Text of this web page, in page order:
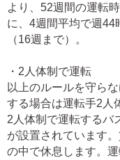
より、52週間の運転
に、4週間平均で週44
（16週まで）。
・2人体制で運転
以上のルールを守ら
する場合は運転手2人
2人体制で運転するバ
が設置されています
の中で休息します。